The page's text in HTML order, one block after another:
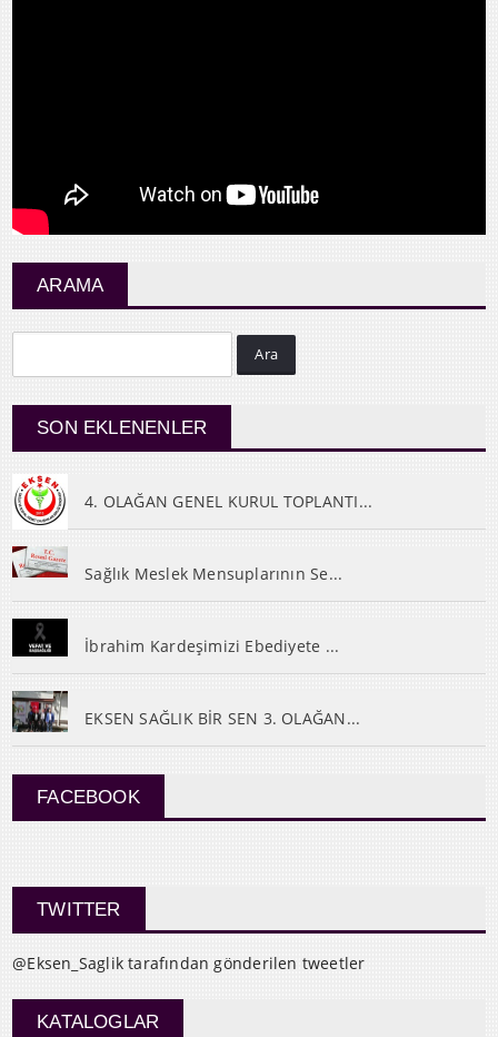
ARAMA
Ara
SON EKLENENLER
4. OLAĞAN GENEL KURUL TOPLANTI...
Sağlık Meslek Mensuplarının Se...
İbrahim Kardeşimizi Ebediyete ...
EKSEN SAĞLIK BİR SEN 3. OLAĞAN...
FACEBOOK
TWITTER
@Eksen_Saglik tarafından gönderilen tweetler
KATALOGLAR